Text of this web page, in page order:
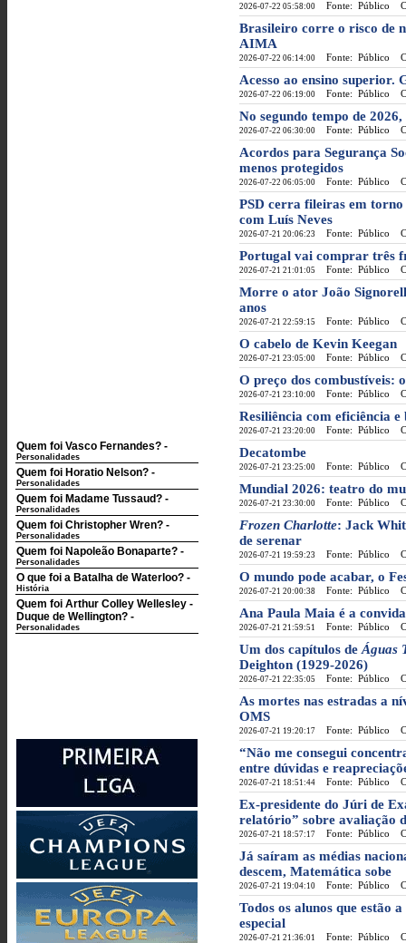
Quem foi Vasco Fernandes? -
Personalidades
Quem foi Horatio Nelson? -
Personalidades
Quem foi Madame Tussaud? -
Personalidades
Quem foi Christopher Wren? -
Personalidades
Quem foi Napoleão Bonaparte? -
Personalidades
O que foi a Batalha de Waterloo? -
História
Quem foi Arthur Colley Wellesley -
Duque de Wellington? -
Personalidades
2026-07-22 05:58:00 Fonte: Público
Brasileiro corre o risco de
AIMA
2026-07-22 06:14:00 Fonte: Público
Acesso ao ensino superior.
2026-07-22 06:19:00 Fonte: Público
No segundo tempo de
2026-07-22 06:30:00 Fonte: Público
Acordos para Segurança
menos protegidos
2026-07-22 06:05:00 Fonte: Público
PSD cerra fileiras em torno
com Luís Neves
2026-07-21 20:06:23 Fonte: Público
Portugal vai comprar três
2026-07-21 21:01:05 Fonte: Público
Morre o ator João
anos
2026-07-21 22:59:15 Fonte: Público
O cabelo de Kevin Keegan
2026-07-21 23:05:00 Fonte: Público
O preço dos combustíveis:
2026-07-21 23:10:00 Fonte: Público
Resiliência com eficiência e
2026-07-21 23:20:00 Fonte: Público
Decatombe
2026-07-21 23:25:00 Fonte: Público
Mundial 2026: teatro do
2026-07-21 23:30:00 Fonte: Público
Frozen Charlotte: Jack
de serenar
2026-07-21 19:59:23 Fonte: Público
O mundo pode acabar, o
2026-07-21 20:00:38 Fonte: Público
Ana Paula Maia é a
2026-07-21 21:59:51 Fonte: Público
Um dos capítulos de Águas
Deighton (1929-2026)
2026-07-21 22:35:05 Fonte: Público
As mortes nas estradas a
OMS
2026-07-21 19:20:17 Fonte: Público
“Não me consegui
entre dúvidas e
2026-07-21 18:51:44 Fonte: Público
Ex-presidente do Júri de
relatório” sobre avaliação
2026-07-21 18:57:17 Fonte: Público
Já saíram as médias
descem, Matemática sobe
2026-07-21 19:04:10 Fonte: Público
Todos os alunos que estão
especial
2026-07-21 21:36:01 Fonte: Público